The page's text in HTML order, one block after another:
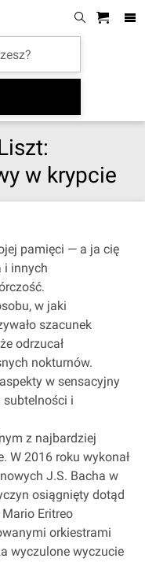
w krypcie
pamięci — a ja cię
i innych
w jaki
szacunek
odrzucał
nokturnów.
w sensacyjny
subtelności i
z najbardziej
W 2016 roku wykonał
J.S. Bacha w
osiągnięty dotąd
Eritreo
orkiestrami
wyczulone wyczucie